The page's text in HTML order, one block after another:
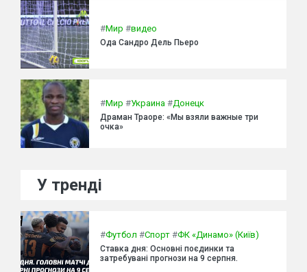
#Мир #видео
Ода Сандро Дель Пьеро
#Мир #Украина #Донецк
Драман Траоре: «Мы взяли важные три
очка»
У тренді
#Футбол #Спорт #ФК «Динамо» (Київ)
Ставка дня: Основні поєдинки та
затребувані прогнози на 9 серпня.